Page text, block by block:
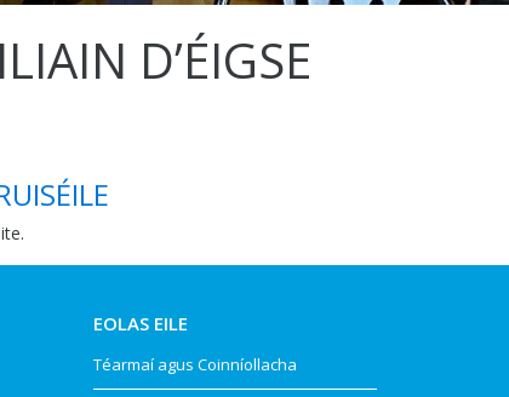
D’ÉIGSE
EOLAS EILE
Téarmaí agus Coinníollacha